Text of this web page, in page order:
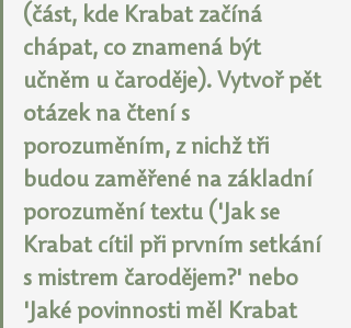
(část, kde Krabat začíná
chápat, co znamená být
učněm u čaroděje). Vytvoř pět
otázek na čtení s
porozuměním, z nichž tři
budou zaměřené na základní
porozumění textu ('Jak se
Krabat cítil při prvním setkání
s mistrem čarodějem?' nebo
'Jaké povinnosti měl Krabat